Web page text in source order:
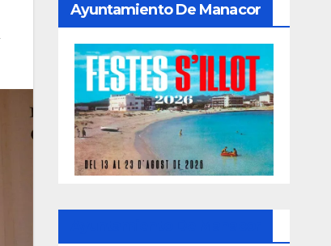
Ayuntamiento De Manacor